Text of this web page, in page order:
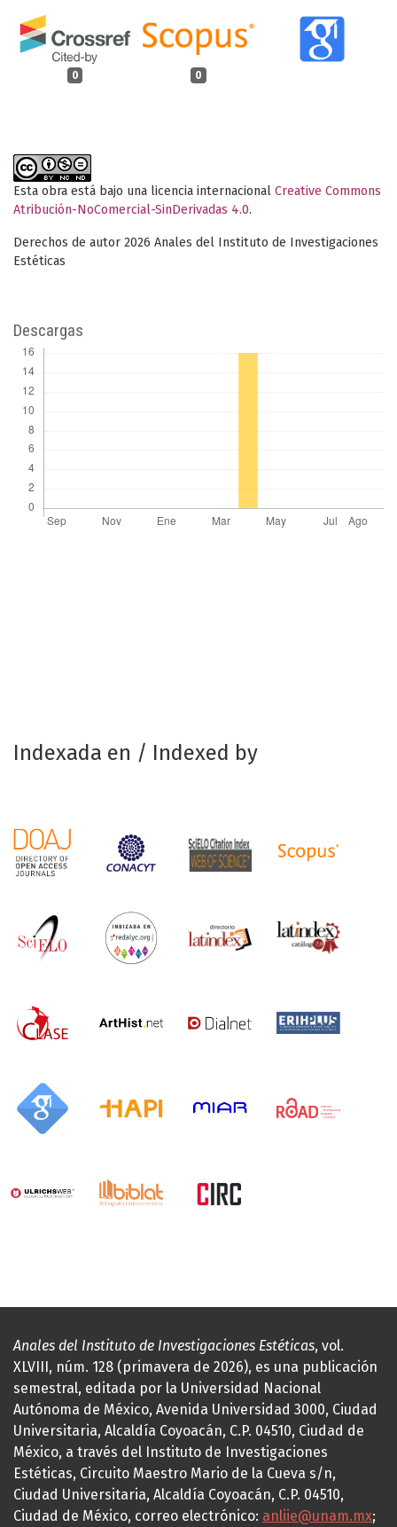
0 0
Esta obra está bajo una licencia internacional Creative Commons
Atribución-NoComercial-SinDerivadas 4.0.
Derechos de autor 2026 Anales del Instituto de Investigaciones
Estéticas
Descargas
Indexada en / Indexed by
Anales del Instituto de Investigaciones Estéticas, vol.
XLVIII, núm. 128 (primavera de 2026), es una publicación
semestral, editada por la Universidad Nacional
Autónoma de México, Avenida Universidad 3000, Ciudad
Universitaria, Alcaldía Coyoacán, C.P. 04510, Ciudad de
México, a través del Instituto de Investigaciones
Estéticas, Circuito Maestro Mario de la Cueva s/n,
Ciudad Universitaria, Alcaldía Coyoacán, C.P. 04510,
Ciudad de México, correo electrónico: anliie@unam.mx;